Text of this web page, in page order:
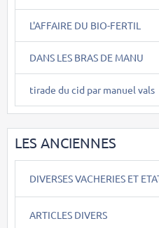
L'AFFAIRE DU BIO-FERTIL
DANS LES BRAS DE MANU
tirade du cid par manuel vals
LES ANCIENNES
DIVERSES VACHERIES ET
ARTICLES DIVERS